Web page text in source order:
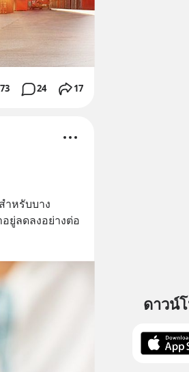
73 24 17
ำหรับบาง
ยู่ลดลงอย่างต่อ
ดาวน์